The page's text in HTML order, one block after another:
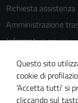
Richiesta assistenza
Amministrazione
Informativa privacy
Cookie Policy
Note legali
Dichiarazione di
Questo sito
cookie di
'Accetta tutti' si
cliccando sul